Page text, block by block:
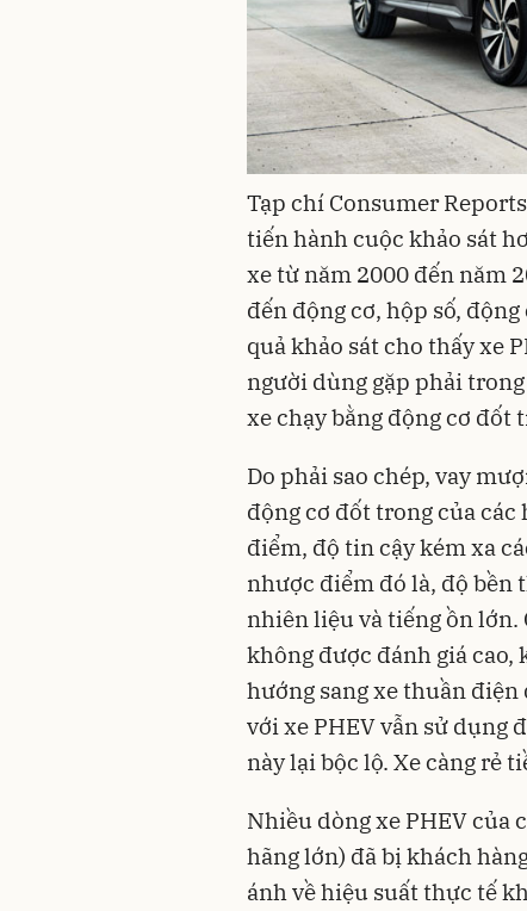
Tạp chí Consumer
tiến hành cuộc khảo sát
xe từ năm 2000 đến năm
đến động cơ, hộp số,
quả khảo sát cho thấy xe
người dùng gặp phải
xe chạy bằng động cơ đốt
Do phải sao chép, vay
động cơ đốt trong của
điểm, độ tin cậy kém xa
nhược điểm đó là, độ bền
nhiên liệu và tiếng ồn lớn.
không được đánh giá cao,
hướng sang xe thuần
với xe PHEV vẫn sử dụng
này lại bộc lộ. Xe càng rẻ
Nhiều dòng xe PHEV của
hãng lớn) đã bị khách
ánh về hiệu suất thực tế